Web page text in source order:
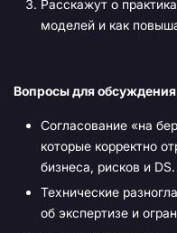
Расскажут о
моделей и как
Вопросы для
Согласование «на
которые корректно
бизнеса, рисков и DS.
Технические
об экспертизе и